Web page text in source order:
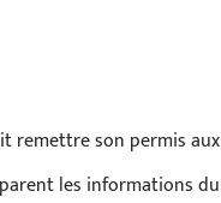
son permis
les informations